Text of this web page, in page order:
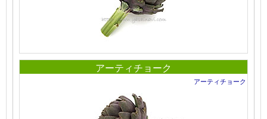
アーティチョーク
アーティチョーク